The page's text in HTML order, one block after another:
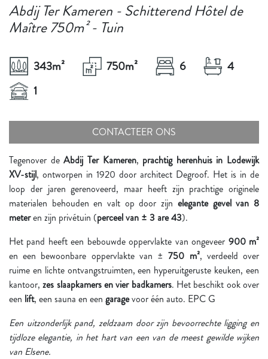
Abdij Ter Kameren - Schitterend Hôtel de
Maître 750m² - Tuin
343m² 750m² 6
4
1
CONTACTEER ONS
Tegenover deAbdij Ter Kameren, prachtig herenhuis in Lodewijk
XV-stijl, ontworpen in 1920 door architect Degroof. Het is in de
loop der jaren gerenoveerd, maar heeft zijn prachtige originele
materialen behouden en valt op door zijn elegante gevel van 8
meteren zijn privétuin (perceel van ± 3 are 43).
Het pand heeft een bebouwde oppervlakte van ongeveer 900 m²
en een bewoonbare oppervlakte van ±750 m², verdeeld over
ruime en lichte ontvangstruimten, een hyperuitgeruste keuken, een
kantoor,zes slaapkamers en vier badkamers. Het beschikt ook over
een lift, een sauna en een garagevoor één auto. EPC G
Een uitzonderlijk pand, zeldzaam door zijn bevoorrechte ligging en
tijdloze elegantie, in het hart van een van de meest gewilde wijken
van Elsene.